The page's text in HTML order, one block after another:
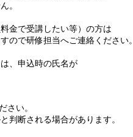
。
金で受講したい等）の方は
ので研修担当へご連絡ください。
、申込時の氏名が
さい。
判断される場合があります。